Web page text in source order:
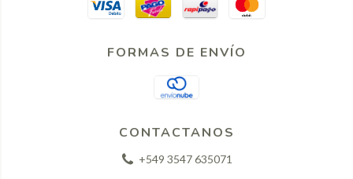
FORMAS DE ENVÍO
CONTACTANOS
+549 3547 635071